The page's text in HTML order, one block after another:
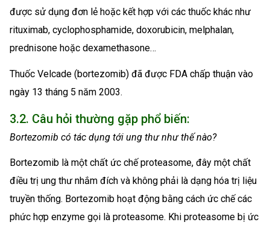
được sử dụng đơn lẻ hoặc kết hợp với các thuốc khác như
rituximab, cyclophosphamide, doxorubicin, melphalan,
prednisone hoặc dexamethasone…
Thuốc Velcade (bortezomib) đã được FDA chấp thuận vào
ngày 13 tháng 5 năm 2003.
3.2. Câu hỏi thường gặp phổ biến:
Bortezomib có tác dụng tới ung thư như thế nào?
Bortezomib là một chất ức chế proteasome, đây một chất
điều trị ung thư nhắm đích và không phải là dạng hóa trị liệu
truyền thống. Bortezomib hoạt động bằng cách ức chế các
phức hợp enzyme gọi là proteasome. Khi proteasome bị ức